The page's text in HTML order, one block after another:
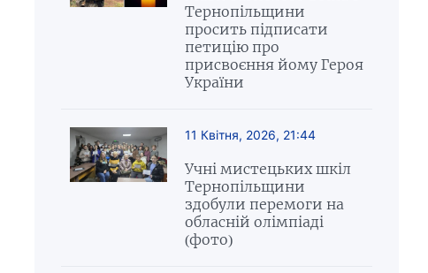
Тернопільщини
просить підписати
петицію про
присвоєння йому Героя
України
11 Квітня, 2026, 21:44
Учні мистецьких шкіл
Тернопільщини
здобули перемоги на
обласній олімпіаді
(фото)